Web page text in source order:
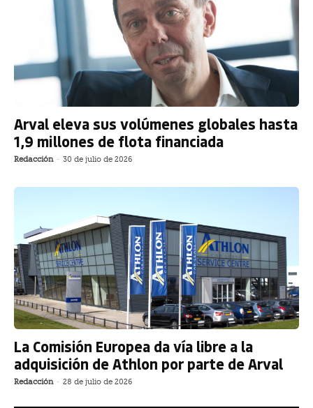
Arval eleva sus volúmenes globales hasta
1,9 millones de flota financiada
Redacción - 30 de julio de 2026
La Comisión Europea da vía libre a la
adquisición de Athlon por parte de Arval
Redacción - 28 de julio de 2026